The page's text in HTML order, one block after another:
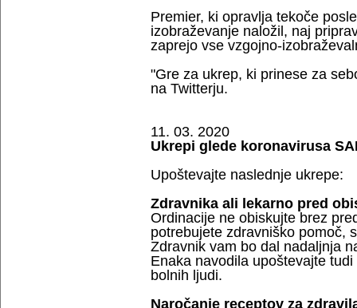
Premier, ki opravlja tekoče
izobraževanje naložil, naj
zaprejo vse vzgojno-
"Gre za ukrep, ki prinese za
na Twitterju.
11. 03. 2020
Ukrepi glede koronavirusa
Upoštevajte naslednje ukrepe:
Zdravnika ali lekarno pred
Ordinacije ne obiskujte brez
potrebujete zdravniško pomoč,
Zdravnik vam bo dal nadaljnja
Enaka navodila upoštevajte
bolnih ljudi.
Naročanje receptov za